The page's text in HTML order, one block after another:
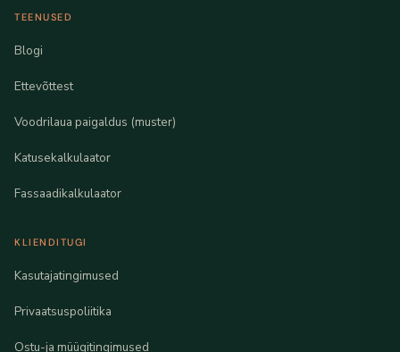
TEENUSED
Blogi
Ettevõttest
Voodrilaua paigaldus (muster)
Katusekalkulaator
Fassaadikalkulaator
KLIENDITUGI
Kasutajatingimused
Privaatsuspoliitika
Ostu-ja müügitingimused